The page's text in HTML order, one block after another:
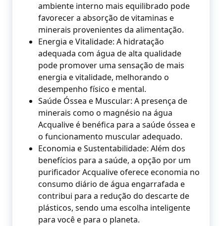
ambiente interno mais equilibrado pode
favorecer a absorção de vitaminas e
minerais provenientes da alimentação.
Energia e Vitalidade: A hidratação
adequada com água de alta qualidade
pode promover uma sensação de mais
energia e vitalidade, melhorando o
desempenho físico e mental.
Saúde Óssea e Muscular: A presença de
minerais como o magnésio na água
Acqualive é benéfica para a saúde óssea e
o funcionamento muscular adequado.
Economia e Sustentabilidade: Além dos
benefícios para a saúde, a opção por um
purificador Acqualive oferece economia no
consumo diário de água engarrafada e
contribui para a redução do descarte de
plásticos, sendo uma escolha inteligente
para você e para o planeta.